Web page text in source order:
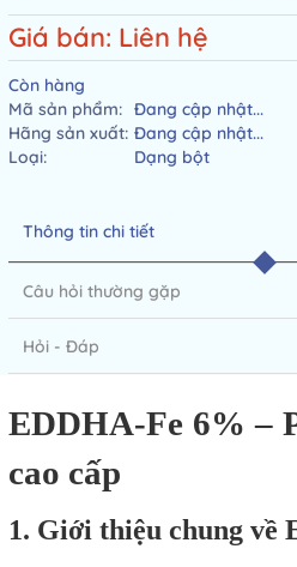
Giá bán: Liên hệ
Còn hàng
Mã sản phẩm: Đang cập nhật...
Hãng sản xuất: Đang cập nhật...
Loại:
Dạng bột
Thông tin chi tiết
Câu hỏi thường gặp
Hỏi - Đáp
EDDHA-Fe 6% –
cao cấp
1. Giới thiệu chung về